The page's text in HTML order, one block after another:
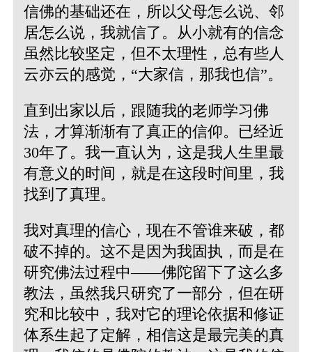
信佛的基础还在，所以父母怎么说、邻
居怎么说，我就信了。从小就有的信念
虽然比较坚定，但不太理性，总有些人
云亦云的感觉，“大家信，那我也信”。
直到出家以后，跟随我的老师学习佛
法，才算渐渐有了真正的信仰。已经近
30年了。我一直认为，这是我人生里最
有意义的时间，就是在这段时间里，我
找到了真理。
我对真理的信心，现在不管谁来破，都
破不掉的。这不是因为我固执，而是在
研究佛法过程中——佛陀留下了这么多
教法，虽然我只研究了一部分，但在研
究和比较中，我对它的理论依据和修证
体系生起了定解，相信这是最完美的真